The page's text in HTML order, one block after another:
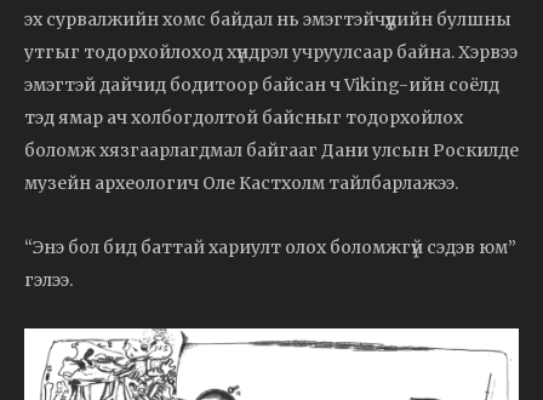
эх сурвалжийн хомс байдал нь эмэгтэйчүүдийн булшны
утгыг тодорхойлоход хүндрэл учруулсаар байна. Хэрвээ
эмэгтэй дайчид бодитоор байсан ч Viking-ийн соёлд
тэд ямар ач холбогдолтой байсныг тодорхойлох
боломж хязгаарлагдмал байгааг Дани улсын Роскилде
музейн археологич Оле Кастхолм тайлбарлажээ.
“Энэ бол бид баттай хариулт олох боломжгүй сэдэв юм”
гэлээ.